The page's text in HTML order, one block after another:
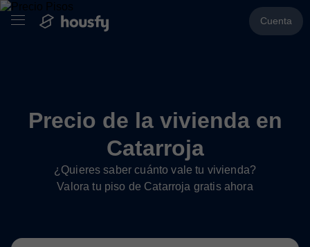
Cuenta
Precio de la vivienda en
Catarroja
¿Quieres saber cuánto vale tu vivienda?
Valora tu piso de Catarroja gratis ahora